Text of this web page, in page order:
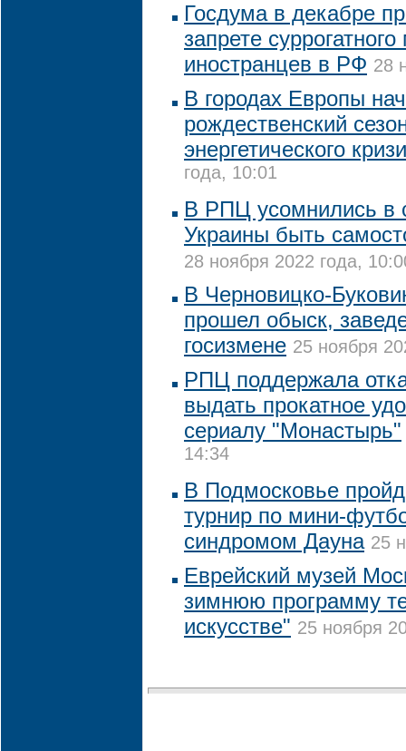
Госдума в декабре
запрете
иностранцев в РФ 28
В городах Европы
рождественский
энергетического
года, 10:01
В РПЦ усомнились в
Украины быть
28 ноября 2022 года,
В Черновицко-
прошел обыск,
госизмене 25 ноября
РПЦ поддержала
выдать прокатное
сериалу "Монастырь"
14:34
В Подмосковье
турнир по мини-
синдромом Дауна 25
Еврейский музей
зимнюю программу
искусстве" 25 ноября